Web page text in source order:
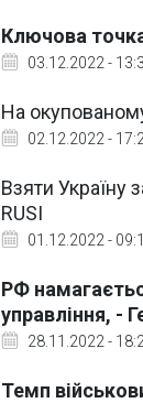
Ключова точка
03.12.2022 -
На
02.12.2022 -
Взяти Україну
RUSI
01.12.2022 -
РФ
управління, -
28.11.2022 -
Темп